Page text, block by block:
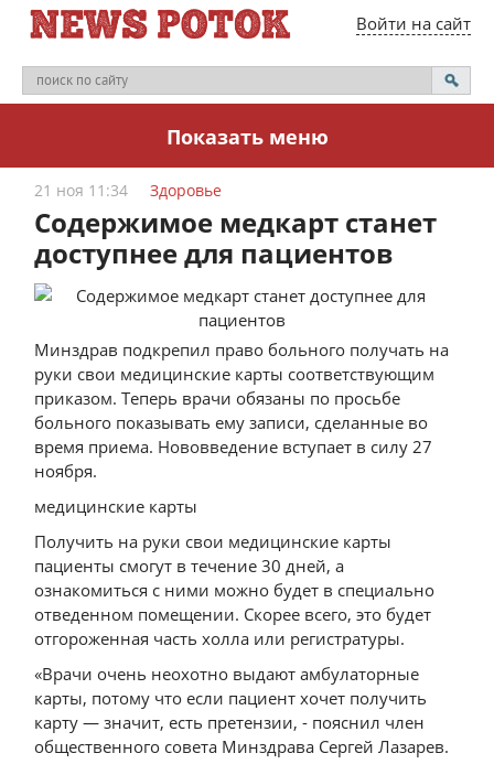
Войти на сайт
Показать меню
21 ноя 11:34 Здоровье
Содержимое медкарт станет
доступнее для пациентов
Минздрав подкрепил право больного получать на
руки свои медицинские карты соответствующим
приказом. Теперь врачи обязаны по просьбе
больного показывать ему записи, сделанные во
время приема. Нововведение вступает в силу 27
ноября.
медицинские карты
Получить на руки свои медицинские карты
пациенты смогут в течение 30 дней, а
ознакомиться с ними можно будет в специально
отведенном помещении. Скорее всего, это будет
отгороженная часть холла или регистратуры.
«Врачи очень неохотно выдают амбулаторные
карты, потому что если пациент хочет получить
карту — значит, есть претензии, - пояснил член
общественного совета Минздрава Сергей Лазарев.